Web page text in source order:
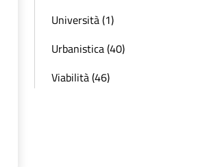
Università (1)
Urbanistica (40)
Viabilità (46)